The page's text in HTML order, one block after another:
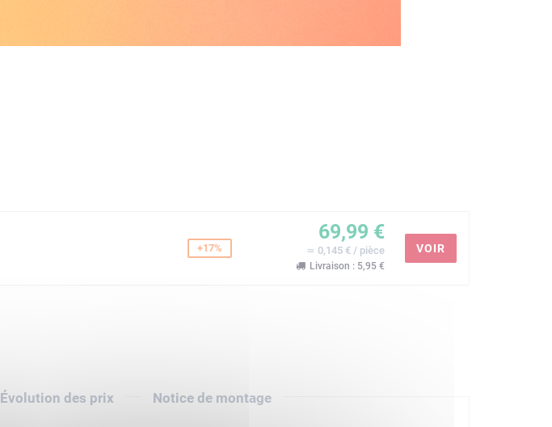
+17%
69,99 €
≃ 0,145 € / pièce
Livraison : 5,95 €
VOIR
Évolution des prix Notice de montage